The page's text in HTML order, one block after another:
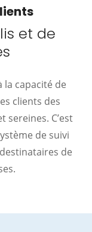
et de
capacité de
clients des
sereines. C’est
de suivi
de